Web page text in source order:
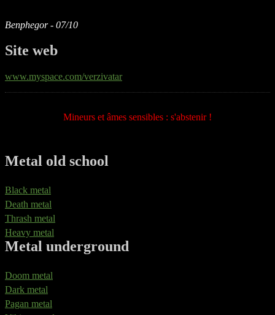
Benphegor - 07/10
Site web
www.myspace.com/verzivatar
Mineurs et âmes sensibles : s'abstenir !
Metal old school
Black metal
Death metal
Thrash metal
Heavy metal
Metal underground
Doom metal
Dark metal
Pagan metal